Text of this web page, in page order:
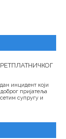
инцидент који
пријатеља
супругу и